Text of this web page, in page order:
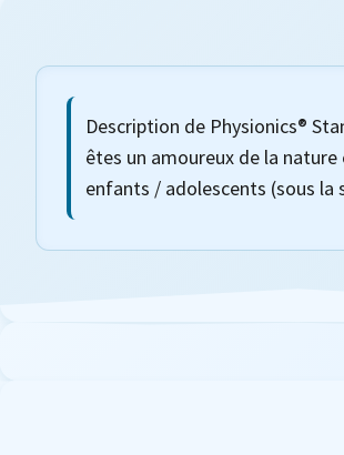
Description de Physionics®
êtes un amoureux de la
enfants / adolescents (sous la